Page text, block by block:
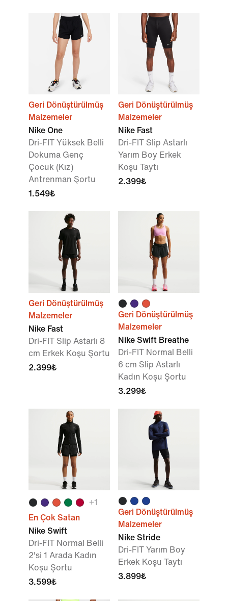
Geri Dönüştürülmüş
Malzemeler
Nike One
Dri-FIT Yüksek Belli
Dokuma Genç
Çocuk (Kız)
Antrenman Şortu
1.549₺
Geri Dönüştürülmüş
Malzemeler
Nike Fast
Dri-FIT Slip Astarlı
Yarım Boy Erkek
Koşu Taytı
2.399₺
Geri Dönüştürülmüş
Malzemeler
Nike Fast
Dri-FIT Slip Astarlı 8
cm Erkek Koşu Şortu
2.399₺
Geri Dönüştürülmüş
Malzemeler
Nike Swift Breathe
Dri-FIT Normal Belli
6 cm Slip Astarlı
Kadın Koşu Şortu
3.299₺
+1
En Çok Satan
Nike Swift
Dri-FIT Normal Belli
2'si 1 Arada Kadın
Koşu Şortu
3.599₺
Geri Dönüştürülmüş
Malzemeler
Nike Stride
Dri-FIT Yarım Boy
Erkek Koşu Taytı
3.899₺